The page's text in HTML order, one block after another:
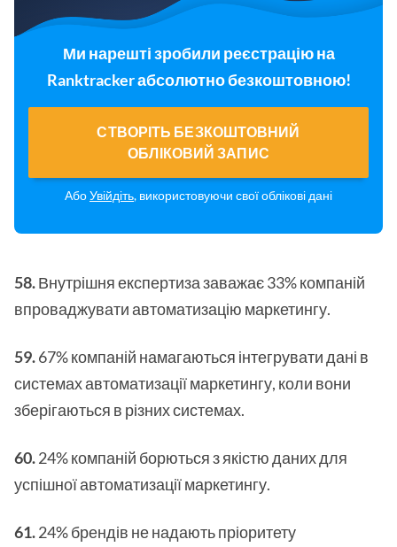
Ми нарешті зробили реєстрацію на
Ranktracker абсолютно безкоштовною!
СТВОРІТЬ БЕЗКОШТОВНИЙ
ОБЛІКОВИЙ ЗАПИС
АбоУвійдіть, використовуючи свої облікові дані
58.Внутрішня експертиза заважає 33% компаній
впроваджувати автоматизацію маркетингу.
59.67% компаній намагаються інтегрувати дані в
системах автоматизації маркетингу, коли вони
зберігаються в різних системах.
60.24% компаній борються з якістю даних для
успішної автоматизації маркетингу.
61.24% брендів не надають пріоритету